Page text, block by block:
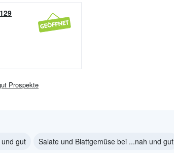
Prospekte
gut Salate und Blattgemüse bei ...nah und gut